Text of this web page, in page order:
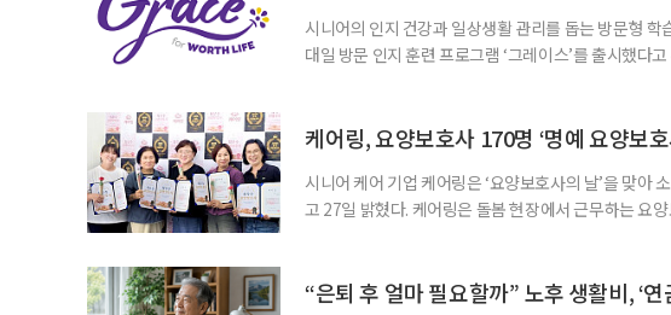
시니어의 인지 건강과 일상생활 관리를 돕는 방문형
대일 방문 인지 훈련 프로그램 ‘그레이스’를 출시했다
사용하는 자체 개발 워크북이 활용된다. 문제는 기억력
케어링, 요양보호사 170명 ‘명예 요양보
시니어 케어 기업 케어링은 ‘요양보호사의 날’을 맞아
고 27일 밝혔다. 케어링은 돌봄 현장에서 근무하는 요
점에서 선정된 요양보호사들에게 위촉장과 감사 편지
“은퇴 후 얼마 필요할까” 노후 생활비, ‘